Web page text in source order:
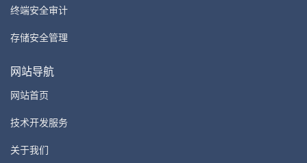
终端安全审计
存储安全管理
网站导航
网站首页
技术开发服务
关于我们